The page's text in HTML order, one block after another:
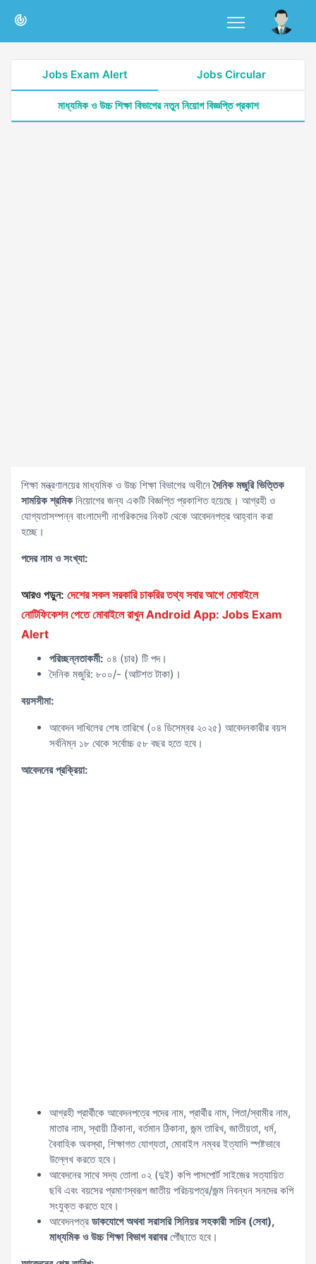
Jobs Exam Alert Jobs Circular
মাধ্যমিক ও উচ্চ শিক্ষা বিভাগের নতুন নিয়োগ বিজ্ঞপ্তি প্রকাশ
শিক্ষা মন্ত্রণালয়ের মাধ্যমিক ও উচ্চ শিক্ষা বিভাগের অধীনেদৈনিক মজুরি ভিত্তিক
সাময়িক শ্রমিকনিয়োগের জন্য একটি বিজ্ঞপ্তি প্রকাশিত হয়েছে। আগ্রহী ও
যোগ্যতাসম্পন্ন বাংলাদেশী নাগরিকদের নিকট থেকে আবেদনপত্র আহ্বান করা
হচ্ছে।
পদের নাম ও সংখ্যা:
আরও পড়ুন: দেশের সকল সরকারি চাকরির তথ্য সবার আগে মোবাইলে
নোটিফিকেশন পেতে মোবাইলে রাখুন Android App: Jobs Exam
Alert
পরিচ্ছন্নতাকর্মী: ০৪ (চার) টি পদ।
দৈনিক মজুরি: ৮০০/- (আটশত টাকা)।
বয়সসীমা:
আবেদন দাখিলের শেষ তারিখে (০৪ ডিসেম্বর ২০২৫) আবেদনকারীর বয়স
সর্বনিম্ন ১৮ থেকে সর্বোচ্চ ৫৮ বছর হতে হবে।
আবেদনের প্রক্রিয়া:
আগ্রহী প্রার্থীকে আবেদনপত্রে পদের নাম, প্রার্থীর নাম, পিতা/স্বামীর নাম,
মাতার নাম, স্থায়ী ঠিকানা, বর্তমান ঠিকানা, জন্ম তারিখ, জাতীয়তা, ধর্ম,
বৈবাহিক অবস্থা, শিক্ষাগত যোগ্যতা, মোবাইল নম্বর ইত্যাদি স্পষ্টভাবে
উল্লেখ করতে হবে।
আবেদনের সাথে সদ্য তোলা ০২ (দুই) কপি পাসপোর্ট সাইজের সত্যায়িত
ছবি এবং বয়সের প্রমাণস্বরূপ জাতীয় পরিচয়পত্র/জন্ম নিবন্ধন সনদের কপি
সংযুক্ত করতে হবে।
আবেদনপত্র ডাকযোগে অথবা সরাসরি সিনিয়র সহকারী সচিব (সেবা),
মাধ্যমিক ও উচ্চ শিক্ষা বিভাগ বরাবরপৌঁছাতে হবে।